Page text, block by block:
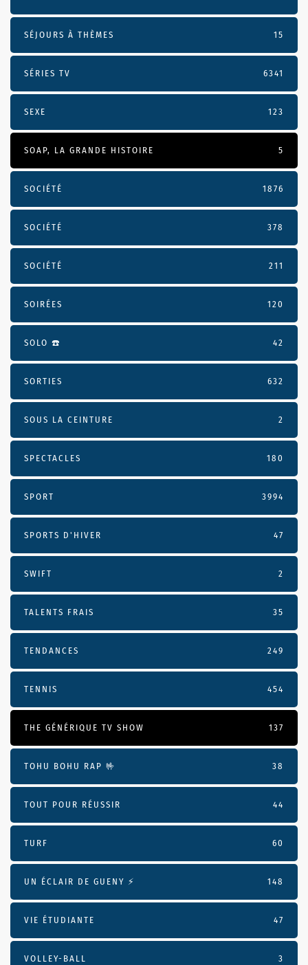
SÉJOURS À THÈMES 15
SÉRIES TV 6341
SEXE 123
SOAP, LA GRANDE HISTOIRE 5
SOCIÉTÉ 1876
SOCIÉTÉ 378
SOCIÉTÉ 211
SOIRÉES 120
SOLO ☎️ 42
SORTIES 632
SOUS LA CEINTURE 2
SPECTACLES 180
SPORT 3994
SPORTS D'HIVER 47
SWIFT 2
TALENTS FRAIS 35
TENDANCES 249
TENNIS 454
THE GÉNÉRIQUE TV SHOW 137
TOHU BOHU RAP 🤟 38
TOUT POUR RÉUSSIR 44
TURF 60
UN ÉCLAIR DE GUENY ⚡️ 148
VIE ÉTUDIANTE 47
VOLLEY-BALL 3